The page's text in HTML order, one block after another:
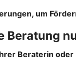
um
Beratung
Beraterin